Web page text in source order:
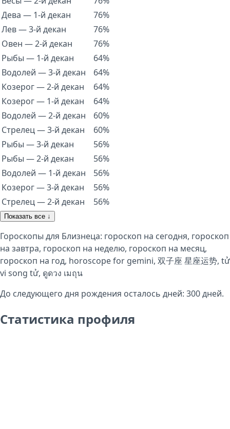
Дева — 1-й декан
76%
Лев — 3-й декан
76%
Овен — 2-й декан
76%
Рыбы — 1-й декан
64%
Водолей — 3-й декан
64%
Козерог — 2-й декан
64%
Козерог — 1-й декан
64%
Водолей — 2-й декан
60%
Стрелец — 3-й декан
60%
Рыбы — 3-й декан
56%
Рыбы — 2-й декан
56%
Водолей — 1-й декан
56%
Козерог — 3-й декан
56%
Стрелец — 2-й декан
56%
Показать все ↓
Гороскопы для Близнеца: гороскоп на сегодня, гороскоп
на завтра, гороскоп на неделю, гороскоп на месяц,
гороскоп на год, horoscope for gemini, 双子座 星座运势, tử
vi song tử, ดูดวง เมถุน
До следующего дня рождения осталось дней: 300дней.
Статистика профиля